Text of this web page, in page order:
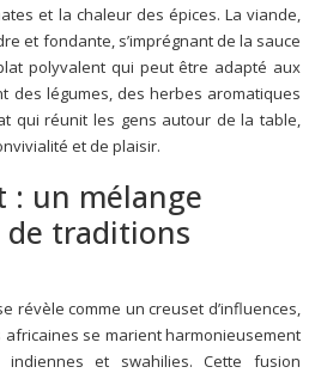
et la chaleur des épices. La viande,
et fondante, s’imprégnant de la sauce
polyvalent qui peut être adapté aux
des légumes, des herbes aromatiques
qui réunit les gens autour de la table,
et de plaisir.
: un mélange
de traditions
révèle comme un creuset d’influences,
se marient harmonieusement
et swahilies. Cette fusion